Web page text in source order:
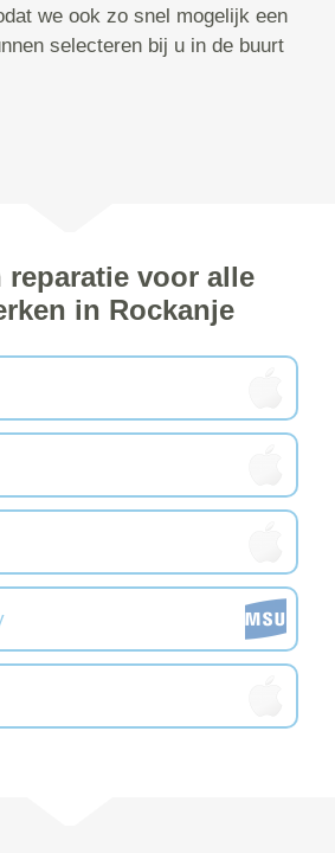
we ook zo snel mogelijk een
selecteren bij u in de buurt
reparatie voor alle
in Rockanje